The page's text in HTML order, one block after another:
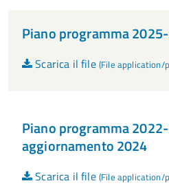
Piano programma
Scarica il file (File application/
Piano programma
aggiornamento 2024
Scarica il file (File application/